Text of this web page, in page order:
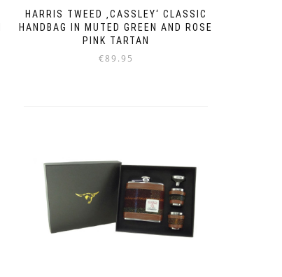
HARRIS TWEED ‚CASSLEY‘ CLASSIC
HANDBAG IN MUTED GREEN AND ROSE
PINK TARTAN
€89.95